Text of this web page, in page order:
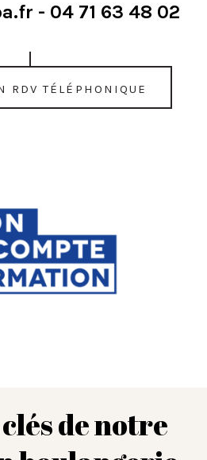
- 04 71 63 48 02
rdv téléphonique
de notre